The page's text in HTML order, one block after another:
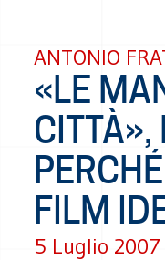
ANTONIO
«LE
CITTÀ»,
FILM
5 Luglio 2007